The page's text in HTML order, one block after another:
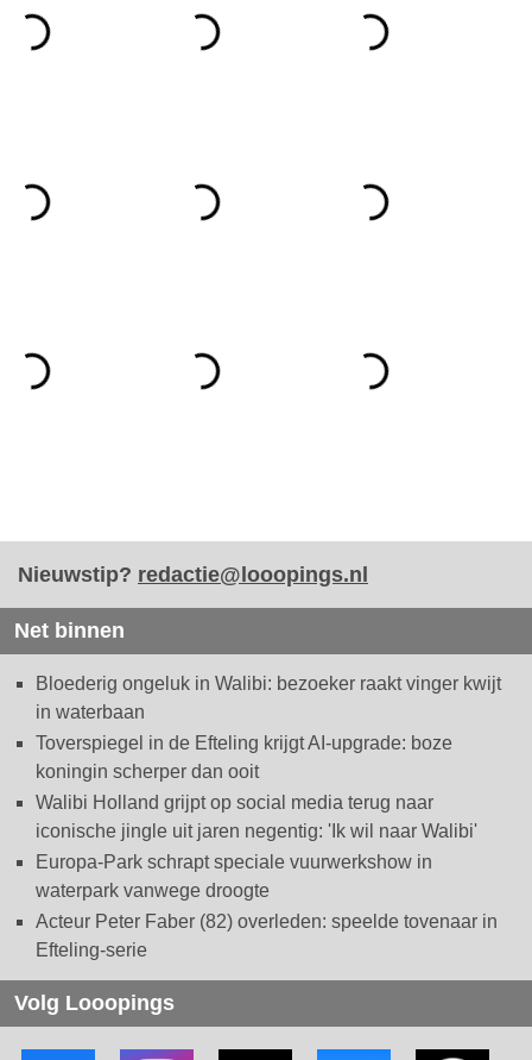
Nieuwstip? redactie@looopings.nl
Net binnen
Bloederig ongeluk in Walibi: bezoeker raakt vinger kwijt
in waterbaan
Toverspiegel in de Efteling krijgt AI-upgrade: boze
koningin scherper dan ooit
Walibi Holland grijpt op social media terug naar
iconische jingle uit jaren negentig: 'Ik wil naar Walibi'
Europa-Park schrapt speciale vuurwerkshow in
waterpark vanwege droogte
Acteur Peter Faber (82) overleden: speelde tovenaar in
Efteling-serie
Volg Looopings